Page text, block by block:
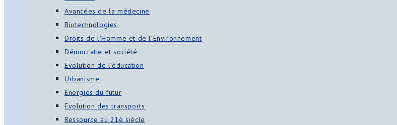
Avancées de la médecine
Biotechnologies
Droits de l’Homme et de l’Environnement
Démocratie et société
Evolution de l’éducation
Urbanisme
Energies du futur
Evolution des transports
Ressource au 21è siècle